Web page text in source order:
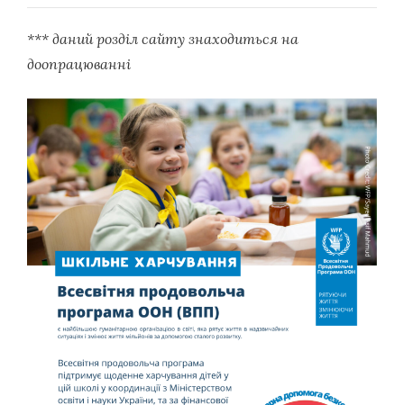
*** даний розділ сайту знаходиться на
доопрацюванні